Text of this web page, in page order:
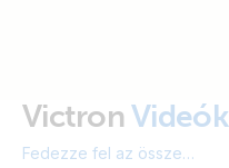
VictronVideók
Fedezze fel az összes videót